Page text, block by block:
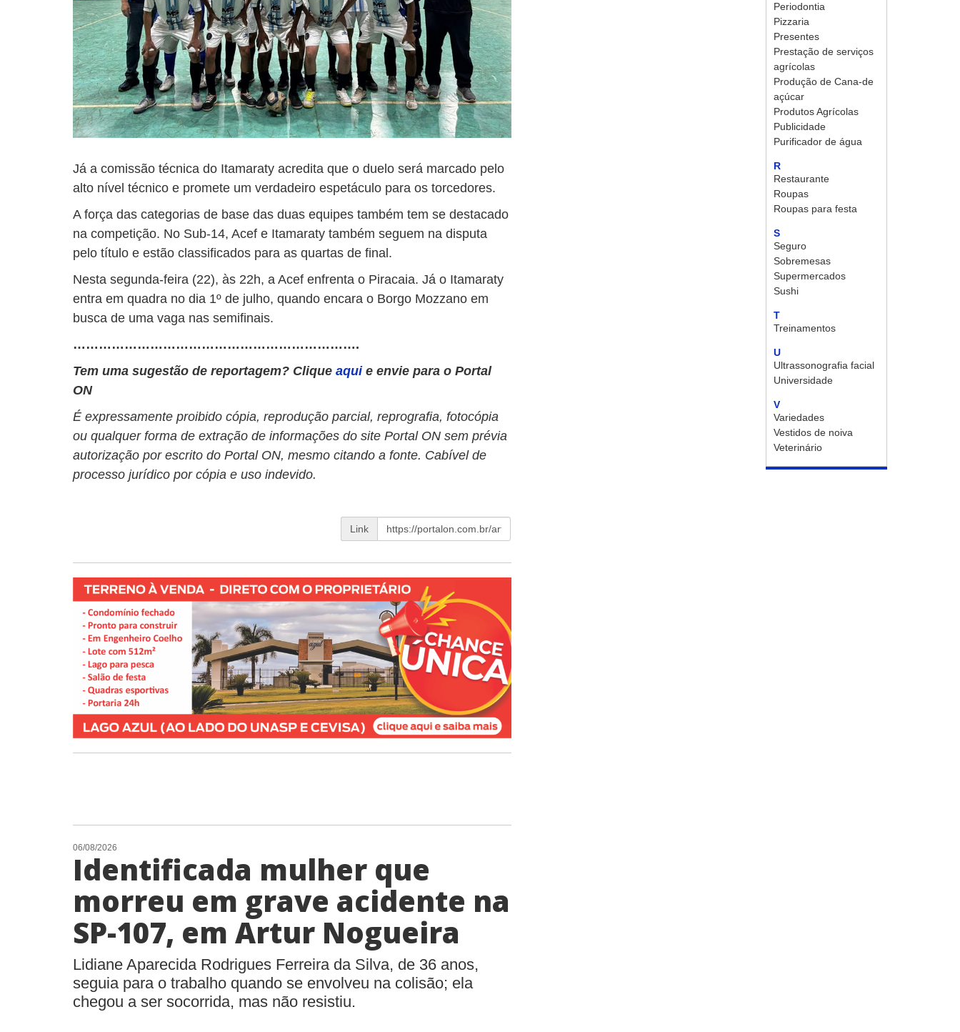
Já a comissão técnica do Itamaraty acredita que o duelo será marcado pelo
alto nível técnico e promete um verdadeiro espetáculo para os torcedores.
A força das categorias de base das duas equipes também tem se destacado
na competição. No Sub-14, Acef e Itamaraty também seguem na disputa
pelo título e estão classificados para as quartas de final.
Nesta segunda-feira (22), às 22h, a Acef enfrenta o Piracaia. Já o Itamaraty
entra em quadra no dia 1º de julho, quando encara o Borgo Mozzano em
busca de uma vaga nas semifinais.
………………………………………………………….
Tem uma sugestão de reportagem? Clique aqui e envie para o Portal
ON
É expressamente proibido cópia, reprodução parcial, reprografia, fotocópia
ou qualquer forma de extração de informações do site Portal ON sem prévia
autorização por escrito do Portal ON, mesmo citando a fonte. Cabível de
processo jurídico por cópia e uso indevido.
Link
06/08/2026
Identificada mulher que
morreu em grave acidente na
SP-107, em Artur Nogueira
Lidiane Aparecida Rodrigues Ferreira da Silva, de 36 anos,
seguia para o trabalho quando se envolveu na colisão; ela
chegou a ser socorrida, mas não resistiu.
Periodontia
Pizzaria
Presentes
Prestação de serviços
agrícolas
Produção de Cana-de
açúcar
Produtos Agrícolas
Publicidade
Purificador de água
R
Restaurante
Roupas
Roupas para festa
S
Seguro
Sobremesas
Supermercados
Sushi
T
Treinamentos
U
Ultrassonografia facial
Universidade
V
Variedades
Vestidos de noiva
Veterinário